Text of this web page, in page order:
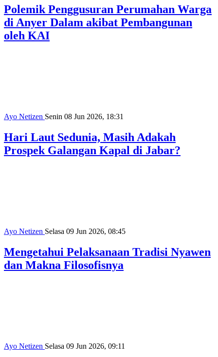
Ayo NetizenSenin 08 Jun 2026, 18:31
Mengetahui Pelaksanaan Tradisi Nyawen
dan Makna Filosofisnya
Ayo Netizen Selasa 09 Jun 2026, 11:03
Mabrur, Kabur, dan Syukur